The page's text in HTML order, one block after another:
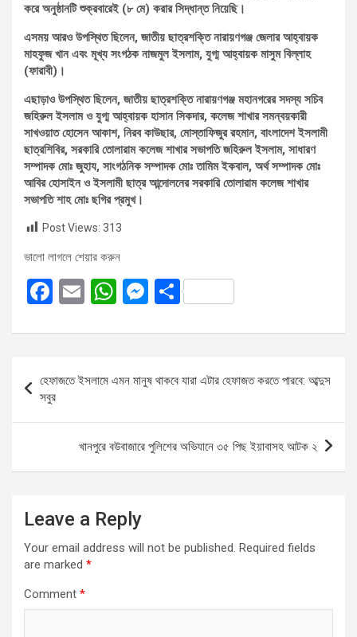
করে অনুষ্ঠানটি শুক্রবারেই (৮ মে) করার সিদ্ধান্ত নিয়েছি।
এসময় আরও উপস্থিত ছিলেন, জাতীয় ছাত্রশক্তি নারায়ণগঞ্জ জেলার আহ্বায়ক
মাহফুজ খান এবং মূখ্য সংগঠক নাজমুল ইসলাম, যুগ্ম আহ্বায়ক মাসুম বিল্লাহ
(ফারাবী)।
এছাড়াও উপস্থিত ছিলেন, জাতীয় ছাত্রশক্তি নারায়ণগঞ্জ মহানগরের সদস্য সচিব
জহিরুল ইসলাম ও যুগ্ম আহ্বায়ক হাসান সিকদার, কলেজ শাখার সমন্বয়কারী
সাখওয়াত হোসেন আকাশ, নিরব কাউছার, মোস্তাফিজুর রহমান, বাংলাদেশ ইসলামী
ছাত্রশিবির, সরকারি তোলারাম কলেজ শাখার সভাপতি জহিরুল ইসলাম, সাধারণ
সম্পাদক মোঃ জুহায, সাংগঠনিক সম্পাদক মোঃ তামিম ইকবাল, অর্থ সম্পাদক মোঃ
আবির হোসাইন ও ইসলামী ছাত্র আন্দোলনের সরকারি তোলারাম কলেজ শাখার
সভাপতি শাহ মোঃ ছগির প্রমুখ।
Post Views: 313
ভালো লাগলে শেয়ার করুন
F
ce
o
o
E
ail
W
at
A
p
p
M
se
g
er
S
ar
navigation
হেফাজতে ইসলামে এমন মানুষ থাকবে যারা এটার হেফাজত করতে পারবে: আব্দুস
সবুর
খানপুরে বউবাজারে পুলিশের অভিযানে ৩৫ পিছ ইয়াবাসহ আটক ২
Leave a Reply
Your email address will not be published. Required fields
are marked *
Comment *